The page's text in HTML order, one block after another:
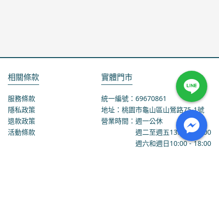
相關條款
服務條款
隱私政策
退款政策
活動條款
實體門市
統一編號：69670861
地址：桃園市龜山區山鶯路75-1號
營業時間：週一公休
週二至週五13:00 - 18:00
週六和週日10:00 - 18:00